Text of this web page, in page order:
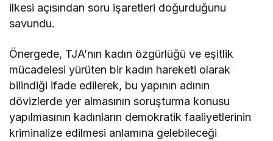
ilkesi açısından soru işaretleri doğurduğunu
savundu.
Önergede, TJA’nın kadın özgürlüğü ve eşitlik
mücadelesi yürüten bir kadın hareketi olarak
bilindiği ifade edilerek, bu yapının adının
dövizlerde yer almasının soruşturma konusu
yapılmasının kadınların demokratik faaliyetlerinin
kriminalize edilmesi anlamına gelebileceği